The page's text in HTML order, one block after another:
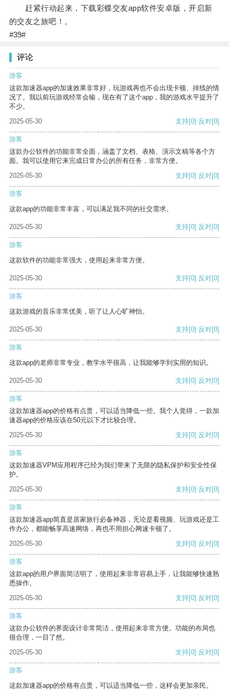
赶紧行动起来，下载彩蝶交友app软件安卓版，开启新
的交友之旅吧！。
#39#
评论
游客
这款加速器app的加速效果非常好，玩游戏再也不会出现卡顿、掉线的情
况了。我以前玩游戏经常会输，现在有了这个app，我的游戏水平提升了
不少。
2025-05-30
支持[0] 反对[0]
游客
这款办公软件的功能非常全面，涵盖了文档、表格、演示文稿等各个方
面。我可以使用它来完成日常办公的所有任务，非常方便。
2025-05-30
支持[0] 反对[0]
游客
这款app的功能非常丰富，可以满足我不同的社交需求。
2025-05-30 支持[0] 反对[0]
游客
这款软件的功能非常强大，使用起来非常方便。
2025-05-30 支持[0] 反对[0]
游客
这款游戏的音乐非常优美，听了让人心旷神怡。
2025-05-30 支持[0] 反对[0]
游客
这款app的老师非常专业，教学水平很高，让我能够学到实用的知识。
2025-05-30 支持[0] 反对[0]
游客
这款加速器app的价格有点贵，可以适当降低一些。我个人觉得，一款加
速器app的价格应该在50元以下才比较合理。
2025-05-30
支持[0] 反对[0]
游客
这款加速器VPM应用程序已经为我们带来了无限的隐私保护和安全性保
护。
2025-05-30
支持[0] 反对[0]
游客
这款加速器app简直是居家旅行必备神器，无论是看视频、玩游戏还是工
作办公，都能畅享高速网络，再也不用担心网速卡顿了。
2025-05-30
支持[0] 反对[0]
游客
这款app的用户界面简洁明了，使用起来非常容易上手，让我能够快速熟
悉操作。
2025-05-30
支持[0] 反对[0]
游客
这款办公软件的界面设计非常简洁，使用起来非常方便。功能的布局也
很合理，一目了然。
2025-05-30
支持[0] 反对[0]
游客
这款加速器app的价格有点贵，可以适当降低一些，这样会更加亲民。